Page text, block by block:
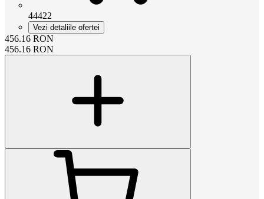
44422
Vezi detaliile ofertei
456.16 RON
456.16 RON